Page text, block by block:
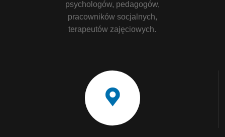
psychologów, pedagogów,
pracowników socjalnych,
terapeutów zajęciowych.